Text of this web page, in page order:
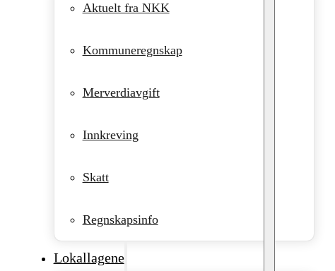
Aktuelt fra NKK
Kommuneregnskap
Merverdiavgift
Innkreving
Skatt
Regnskapsinfo
Lokallagene